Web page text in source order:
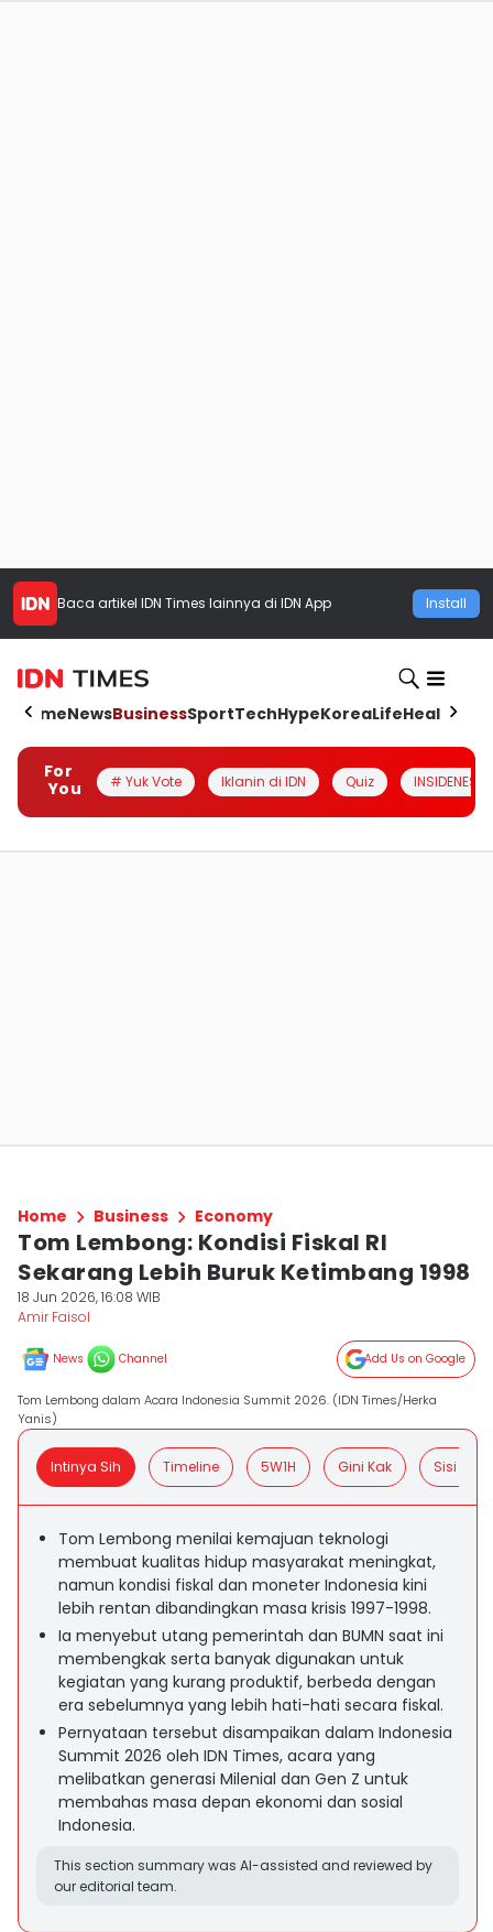
Baca artikel IDN Times lainnya di IDN App Install
HomeNewsBusinessSportTechHypeKoreaLifeHealth
For
You
# Yuk Vote Iklanin di IDN Quiz INSIDENESIA
Home Business Economy
Tom Lembong: Kondisi Fiskal RI
Sekarang Lebih Buruk Ketimbang 1998
18 Jun 2026, 16:08 WIB
Amir Faisol
News Channel Add Us on Google
Tom Lembong dalam Acara Indonesia Summit 2026. (IDN Times/Herka
Yanis)
Intinya Sih Timeline 5W1H Gini Kak Sisi
Tom Lembong menilai kemajuan teknologi
membuat kualitas hidup masyarakat meningkat,
namun kondisi fiskal dan moneter Indonesia kini
lebih rentan dibandingkan masa krisis 1997-1998.
Ia menyebut utang pemerintah dan BUMN saat ini
membengkak serta banyak digunakan untuk
kegiatan yang kurang produktif, berbeda dengan
era sebelumnya yang lebih hati-hati secara fiskal.
Pernyataan tersebut disampaikan dalam Indonesia
Summit 2026 oleh IDN Times, acara yang
melibatkan generasi Milenial dan Gen Z untuk
membahas masa depan ekonomi dan sosial
Indonesia.
This section summary was AI-assisted and reviewed by
our editorial team.